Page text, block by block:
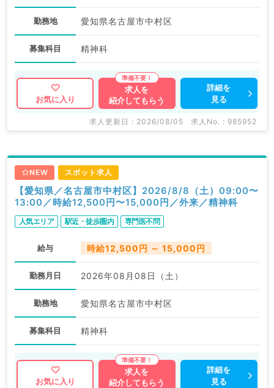
勤務地 愛知県名古屋市中村区
募集科目 精神科
お気に入り
求人を
紹介してもらう
詳細を
見る
求人更新日 : 2026/08/05 求人No. : 985952
NEW スポット求人
【愛知県／名古屋市中村区】2026/8/8（土）09:00〜
13:00／時給12,500円〜15,000円／外来／精神科
人気エリア 駅近・徒歩圏内 専門医不問
給与 時給12,500円 ～ 15,000円
勤務月日 2026年08月08日（土）
勤務地 愛知県名古屋市中村区
募集科目 精神科
お気に入り
求人を
紹介してもらう
詳細を
見る